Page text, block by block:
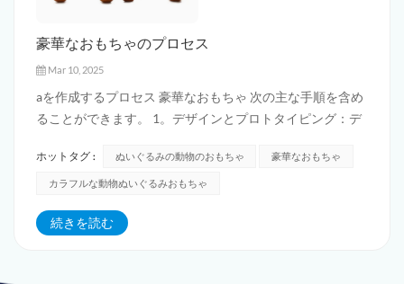
豪華なおもちゃのプロセス
Mar 10, 2025
aを作成するプロセス 豪華なおもちゃ 次の主な手順を含め
ることができます。 1。デザインとプロトタイピング：デ
ゃのデザイン図面を作成し、形状、サイズ、色などを決定
します。その後、評価とテストのためのプロトタイプを作
ホットタグ : ぬいぐるみの動物のおもちゃ 豪華なおもちゃ
カラフルな動物ぬいぐるみおもちゃ
続きを読む